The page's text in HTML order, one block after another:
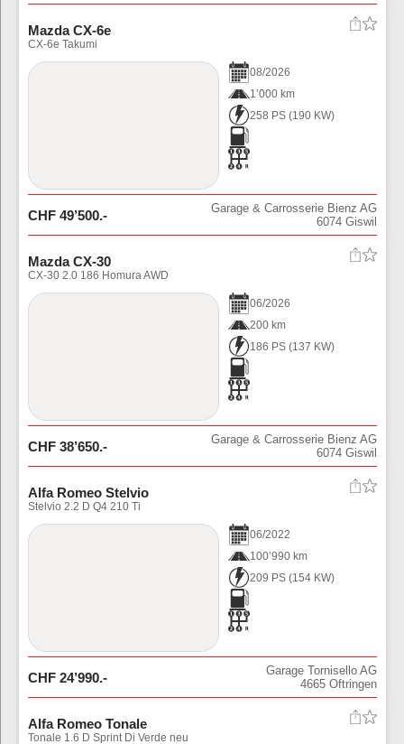
Mazda CX-6e
CX-6e Takumi
08/2026
1’000 km
258 PS (190 KW)
CHF 49’500.-
Garage & Carrosserie Bienz AG
6074 Giswil
Mazda CX-30
CX-30 2.0 186 Homura AWD
06/2026
200 km
186 PS (137 KW)
CHF 38’650.-
Garage & Carrosserie Bienz AG
6074 Giswil
Alfa Romeo Stelvio
Stelvio 2.2 D Q4 210 Ti
06/2022
100’990 km
209 PS (154 KW)
CHF 24’990.-
Garage Tornisello AG
4665 Oftringen
Alfa Romeo Tonale
Tonale 1.6 D Sprint Di Verde neu